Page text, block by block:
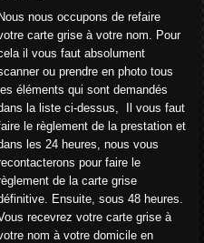
nous occupons de refaire
carte grise à votre nom. Pour
il vous faut absolument
ou prendre en photo tous
éléments qui sont demandés
la liste ci-dessus, Il vous faut
le règlement de la prestation et
les 24 heures, nous vous
pour faire le
de la carte grise
Ensuite, sous 48 heures.
recevrez votre carte grise à
nom à votre domicile en